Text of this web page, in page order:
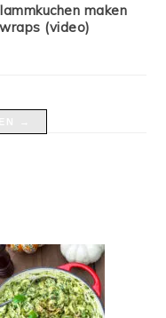
maken
(video)